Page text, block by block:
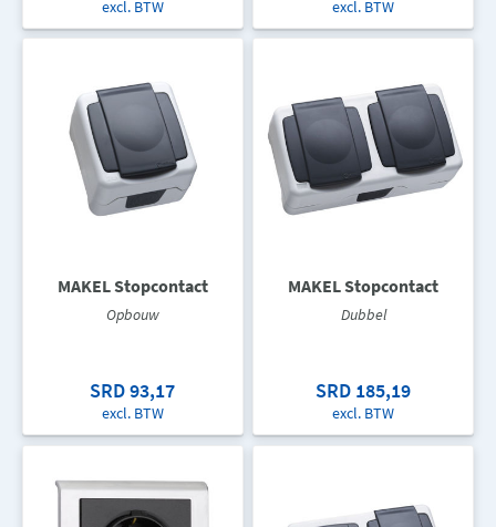
excl. BTW excl. BTW
MAKEL Stopcontact
Opbouw
SRD 93,17
excl. BTW
MAKEL Stopcontact
Dubbel
SRD 185,19
excl. BTW